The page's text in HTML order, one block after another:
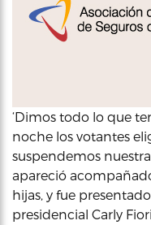
‘Dimos todo lo que
noche los votantes
suspendemos
apareció
hijas, y fue
presidencial Carly